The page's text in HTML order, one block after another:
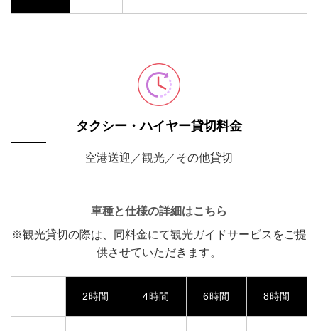
タクシー・ハイヤー貸切料金
空港送迎／観光／その他貸切
車種と仕様の詳細はこちら
※観光貸切の際は、同料金にて観光ガイドサービスをご提
供させていただきます。
2時間 4時間 6時間 8時間